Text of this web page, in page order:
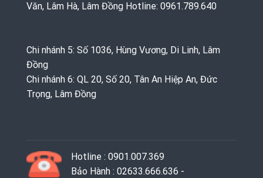
Văn, Lâm Hà, Lâm Đồng Hotline: 0961.789.640
Chi nhánh 5: Số 1036, Hùng Vương, Di Linh, Lâm
Đồng
Chi nhánh 6: QL 20, Số 20, Tân An Hiệp An, Đức
Trọng, Lâm Đồng
Hotline : 0901.007.369
Bảo Hành : 02633.666.636 -